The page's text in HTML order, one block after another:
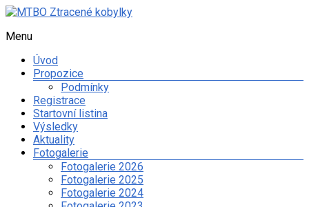
Skip
content
MTBO
Ztracené
kobylky
Web
organizaci
orientačního
závodu
Menu
Úvod
Propozice
Podmínky
Registrace
Startovní listina
Výsledky
Aktuality
Fotogalerie
Fotogalerie 2026
Fotogalerie 2025
Fotogalerie 2024